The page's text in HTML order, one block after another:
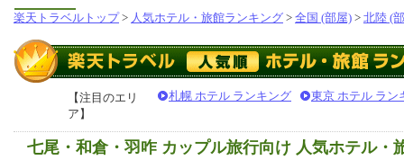
楽天トラベルトップ> 人気ホテル・旅館ランキング > 全国 (部屋) > 北陸 (
【注目のエリ
ア】
札幌 ホテル ランキング 東京 ホテル ラン
七尾・和倉・羽咋 カップル旅行向け 人気ホテル・